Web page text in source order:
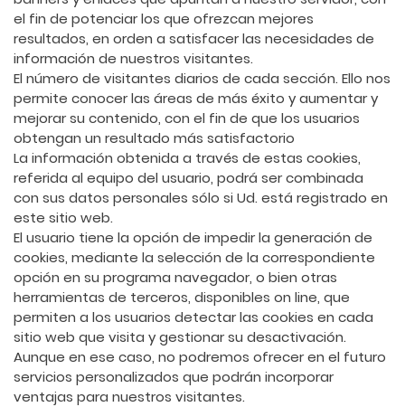
el fin de potenciar los que ofrezcan mejores
resultados, en orden a satisfacer las necesidades de
información de nuestros visitantes.
El número de visitantes diarios de cada sección. Ello nos
permite conocer las áreas de más éxito y aumentar y
mejorar su contenido, con el fin de que los usuarios
obtengan un resultado más satisfactorio
La información obtenida a través de estas cookies,
referida al equipo del usuario, podrá ser combinada
con sus datos personales sólo si Ud. está registrado en
este sitio web.
El usuario tiene la opción de impedir la generación de
cookies, mediante la selección de la correspondiente
opción en su programa navegador, o bien otras
herramientas de terceros, disponibles on line, que
permiten a los usuarios detectar las cookies en cada
sitio web que visita y gestionar su desactivación.
Aunque en ese caso, no podremos ofrecer en el futuro
servicios personalizados que podrán incorporar
ventajas para nuestros visitantes.